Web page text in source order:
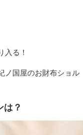
入る！
ノ国屋のお財布ショル
は？